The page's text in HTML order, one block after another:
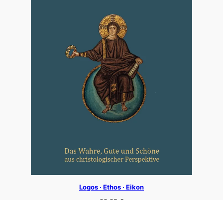
Logos · Ethos · Eikon